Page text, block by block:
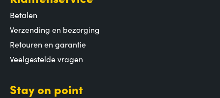
Betalen
Verzending en bezorging
Retouren en garantie
Veelgestelde vragen
Stay on point